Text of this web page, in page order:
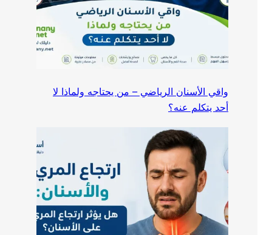
واقي الأسنان الرياضي – من يحتاجه ولماذا لا
أحد يتكلم عنه؟